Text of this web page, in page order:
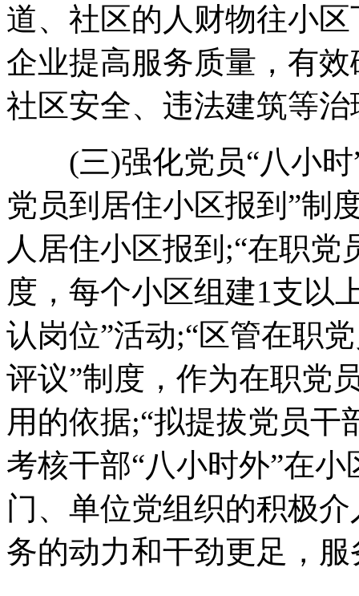
道、社区的人财物往小
企业提高服务质量，有
社区安全、违法建筑等
(三)强化党员“八小时”
党员到居住小区报到”制
人居住小区报到;“在职
度，每个小区组建1支以
认岗位”活动;“区管在职
评议”制度，作为在职党
用的依据;“拟提拔党员干
考核干部“八小时外”在
门、单位党组织的积极
务的动力和干劲更足，